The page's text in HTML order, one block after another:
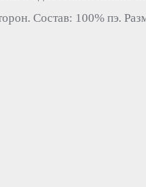
Состав: 100% пэ.